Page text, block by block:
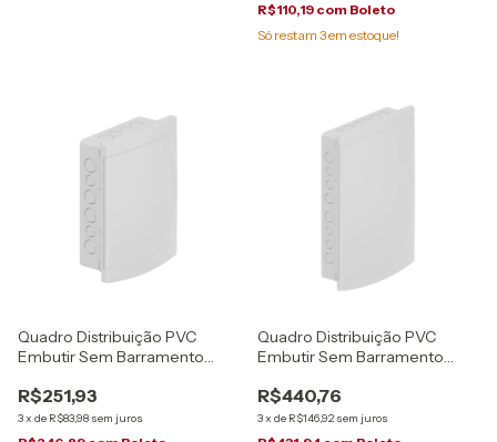
R$110,19 com Boleto
Só restam 3em estoque!
Quadro Distribuição PVC
Embutir Sem Barramento
R$251,93
3x de R$83,98 sem juros
Quadro Distribuição PVC
Embutir Sem Barramento
R$440,76
3x de R$146,92 sem juros